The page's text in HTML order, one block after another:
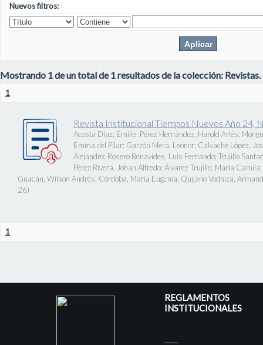
Nuevos filtros:
Mostrando 1 de un total de 1 resultados de la colección: Revistas.
1
Revista Institucional Tiempos Nuevos Año 24,
Acosta Díaz, Emilio; Pérez Hernández, Harold Arlés;
Emma del Pilar; Garzón Mera, Leonor; Calvache López,
Alejandro; Rosero Benavides, Luis Fernando; Trujillo
Pérez Rivera, Johan Alfredo; Álvarez Trujillo, María Camila;
Guacán, Wilson Andrés; Córdoba, María Eugenia; Quijano Vodniza,
26)
1
REGLAMENTOS
INSTITUCIONALES